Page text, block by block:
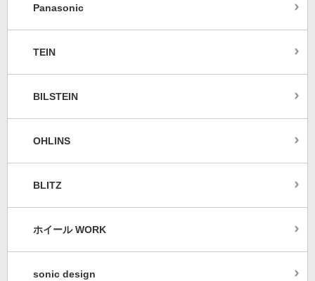
Panasonic
TEIN
BILSTEIN
OHLINS
BLITZ
ホイール WORK
sonic design